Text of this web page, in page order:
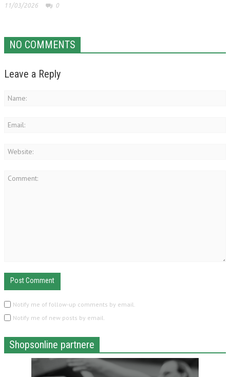
11/03/2026 0
NO COMMENTS
Leave a Reply
Notify me of follow-up comments by email.
Notify me of new posts by email.
Shopsonline partnere